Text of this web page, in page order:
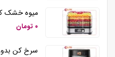
۰ تومان